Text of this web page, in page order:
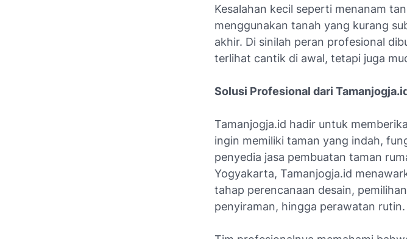
Kesalahan kecil seperti menanam
menggunakan tanah yang kurang
akhir. Di sinilah peran profesional
terlihat cantik di awal, tetapi juga
Solusi Profesional dari
Tamanjogja.id hadir untuk
ingin memiliki taman yang indah,
penyedia jasa pembuatan taman
Yogyakarta, Tamanjogja.id
tahap perencanaan desain,
penyiraman, hingga perawatan rutin.